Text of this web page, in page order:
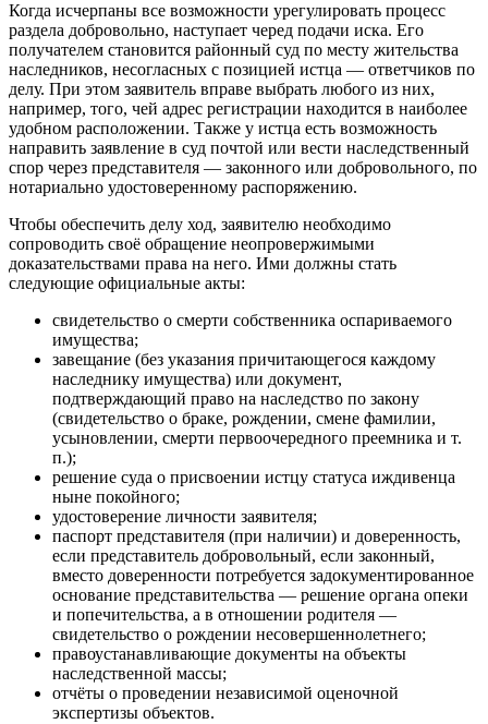
Когда исчерпаны все возможности урегулировать процесс
раздела добровольно, наступает черед подачи иска. Его
получателем становится районный суд по месту жительства
наследников, несогласных с позицией истца — ответчиков по
делу. При этом заявитель вправе выбрать любого из них,
например, того, чей адрес регистрации находится в наиболее
удобном расположении. Также у истца есть возможность
направить заявление в суд почтой или вести наследственный
спор через представителя — законного или добровольного, по
нотариально удостоверенному распоряжению.
Чтобы обеспечить делу ход, заявителю необходимо
сопроводить своё обращение неопровержимыми
доказательствами права на него. Ими должны стать
следующие официальные акты:
свидетельство о смерти собственника оспариваемого
имущества;
завещание (без указания причитающегося каждому
наследнику имущества) или документ,
подтверждающий право на наследство по закону
(свидетельство о браке, рождении, смене фамилии,
усыновлении, смерти первоочередного преемника и т.
п.);
решение суда о присвоении истцу статуса иждивенца
ныне покойного;
удостоверение личности заявителя;
паспорт представителя (при наличии) и доверенность,
если представитель добровольный, если законный,
вместо доверенности потребуется задокументированное
основание представительства — решение органа опеки
и попечительства, а в отношении родителя —
свидетельство о рождении несовершеннолетнего;
правоустанавливающие документы на объекты
наследственной массы;
отчёты о проведении независимой оценочной
экспертизы объектов.